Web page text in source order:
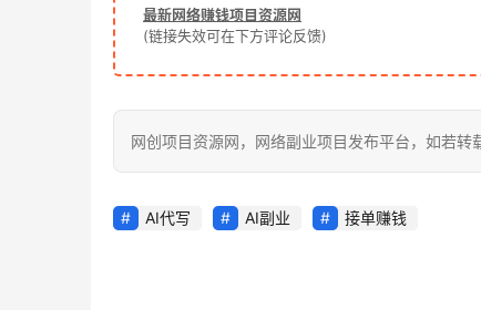
最新网络赚钱项目资源网
(链接失效可在下方评论反馈)
网创项目资源网，网络副业项目发布平台，如若
AI代写 AI副业 接单赚钱